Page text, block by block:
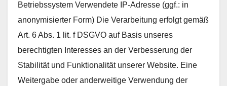
Betriebssystem Verwendete IP-Adresse (ggf.: in
anonymisierter Form) Die Verarbeitung erfolgt gemäß
Art. 6 Abs. 1 lit. f DSGVO auf Basis unseres
berechtigten Interesses an der Verbesserung der
Stabilität und Funktionalität unserer Website. Eine
Weitergabe oder anderweitige Verwendung der